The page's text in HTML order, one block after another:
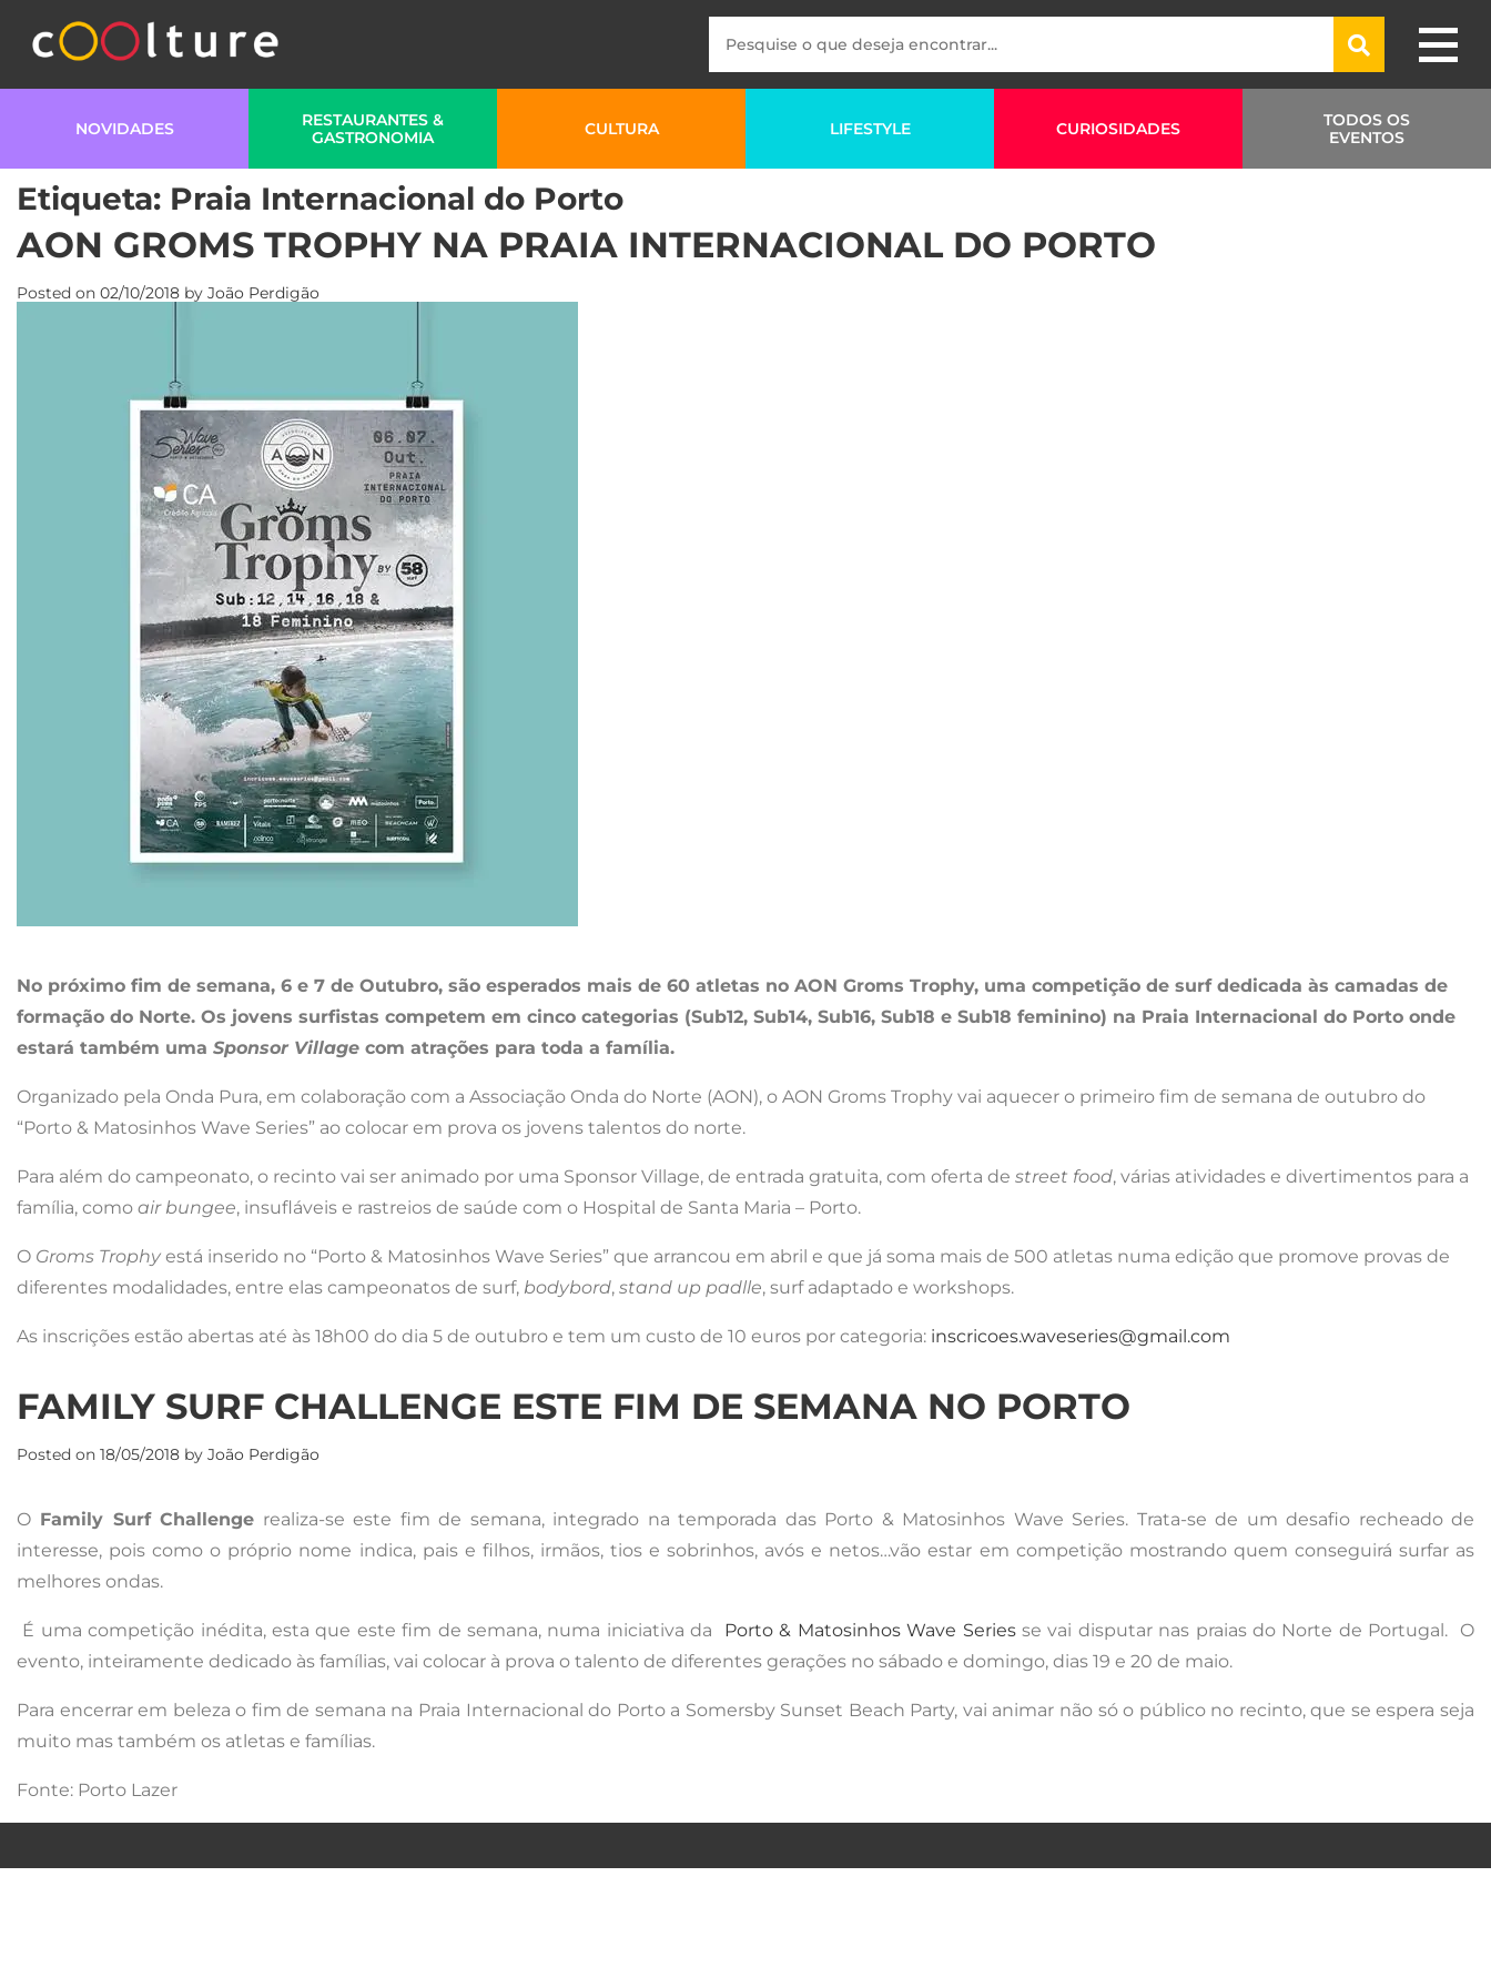
NOVIDADES
RESTAURANTES &
GASTRONOMIA
CULTURA LIFESTYLE CURIOSIDADES
TODOS OS
EVENTOS
Etiqueta: Praia Internacional do Porto
AON GROMS TROPHY NA PRAIA INTERNACIONAL DO PORTO
Posted on 02/10/2018 by João Perdigão
No próximo fim de semana, 6 e 7 de Outubro, são esperados mais de 60 atletas no AON Groms Trophy, uma competição de surf dedicada às camadas de
formação do Norte. Os jovens surfistas competem em cinco categorias (Sub12, Sub14, Sub16, Sub18 e Sub18 feminino) na Praia Internacional do Porto onde
estará também uma Sponsor Village com atrações para toda a família.
Organizado pela Onda Pura, em colaboração com a Associação Onda do Norte (AON), o AON Groms Trophy vai aquecer o primeiro fim de semana de outubro do
“Porto & Matosinhos Wave Series” ao colocar em prova os jovens talentos do norte.
Para além do campeonato, o recinto vai ser animado por uma Sponsor Village, de entrada gratuita, com oferta de street food, várias atividades e divertimentos para a
família, como air bungee, insufláveis e rastreios de saúde com o Hospital de Santa Maria – Porto.
O Groms Trophy está inserido no “Porto & Matosinhos Wave Series” que arrancou em abril e que já soma mais de 500 atletas numa edição que promove provas de
diferentes modalidades, entre elas campeonatos de surf, bodybord, stand up padlle, surf adaptado e workshops.
As inscrições estão abertas até às 18h00 do dia 5 de outubro e tem um custo de 10 euros por categoria: inscricoes.waveseries@gmail.com
FAMILY SURF CHALLENGE ESTE FIM DE SEMANA NO PORTO
Posted on 18/05/2018 by João Perdigão
O Family Surf Challenge realiza-se este fim de semana, integrado na temporada das Porto & Matosinhos Wave Series. Trata-se de um desafio recheado de
interesse, pois como o próprio nome indica, pais e filhos, irmãos, tios e sobrinhos, avós e netos…vão estar em competição mostrando quem conseguirá surfar as
melhores ondas.
É uma competição inédita, esta que este fim de semana, numa iniciativa da Porto & Matosinhos Wave Seriesse vai disputar nas praias do Norte de Portugal. O
evento, inteiramente dedicado às famílias, vai colocar à prova o talento de diferentes gerações no sábado e domingo, dias 19 e 20 de maio.
Para encerrar em beleza o fim de semana na Praia Internacional do Porto a Somersby Sunset Beach Party, vai animar não só o público no recinto, que se espera seja
muito mas também os atletas e famílias.
Fonte: Porto Lazer